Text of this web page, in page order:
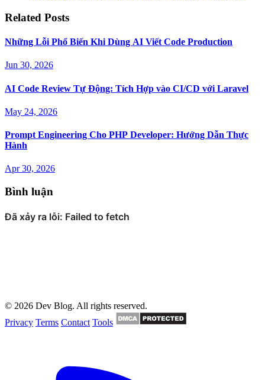
Related Posts
Những Lỗi Phổ Biến Khi Dùng AI Viết Code Production
Jun 30, 2026
AI Code Review Tự Động: Tích Hợp vào CI/CD với Laravel
May 24, 2026
Prompt Engineering Cho PHP Developer: Hướng Dẫn Thực
Hành
Apr 30, 2026
Bình luận
© 2026 Dev Blog. All rights reserved.
Privacy Terms Contact Tools